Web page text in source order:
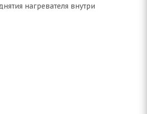
нагревателя внутри